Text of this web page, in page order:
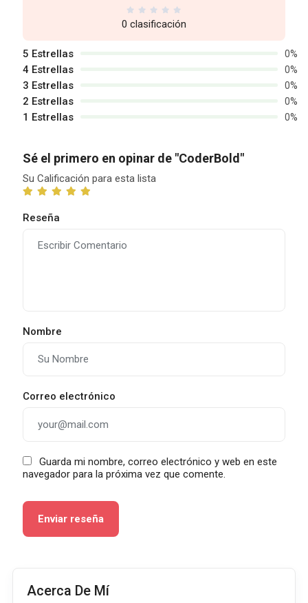
0 clasificación
5 Estrellas 0%
4 Estrellas 0%
3 Estrellas 0%
2 Estrellas 0%
1 Estrellas 0%
Sé el primero en opinar de "CoderBold"
Su Calificación para esta lista
Reseña
Nombre
Correo electrónico
Guarda mi nombre, correo electrónico y web en este
navegador para la próxima vez que comente.
Acerca De Mí